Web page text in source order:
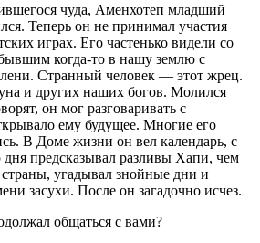
чуда, Аменхотеп младший
Теперь он не принимал участия
играх. Его частенько видели со
когда-то в нашу землю с
Странный человек — этот жрец.
и других наших богов. Молился
он мог разговаривать с
ему будущее. Многие его
В Доме жизни он вел календарь, с
дня предсказывал разливы Хапи, чем
угадывал знойные дни и
засухи. После он загадочно исчез.
общаться с вами?